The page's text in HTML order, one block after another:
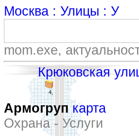
Москва : Улицы : У
mom.exe,
Крюковская
4,
Армогруп карта
Охрана - Услуги